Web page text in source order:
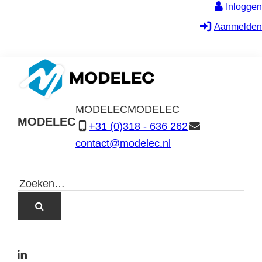
Inloggen
Aanmelden
MODELEC
MODELECMODELEC
+31 (0)318 - 636 262
contact@modelec.nl
L